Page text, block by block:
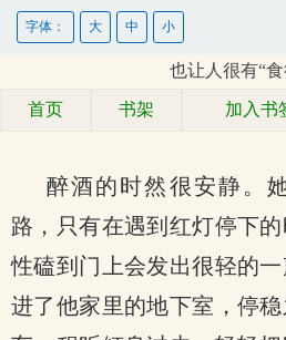
字体： 大 中 小
也让人很有“食
首页 书架 加入书
醉酒的时然很安静。
路，只有在遇到红灯停下
性磕到门上会发出很轻的
进了他家里的地下室，停